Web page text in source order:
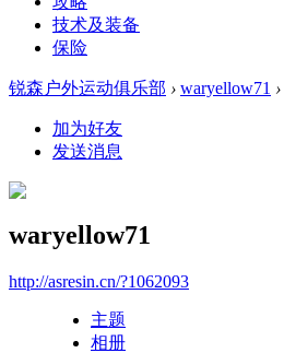
技术及装备
保险
锐森户外运动俱乐部 › waryellow71 ›
加为好友
发送消息
waryellow71
http://asresin.cn/?1062093
主题
相册